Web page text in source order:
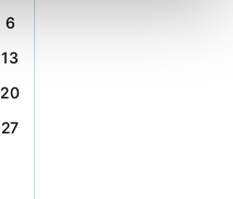
6
13
20
27